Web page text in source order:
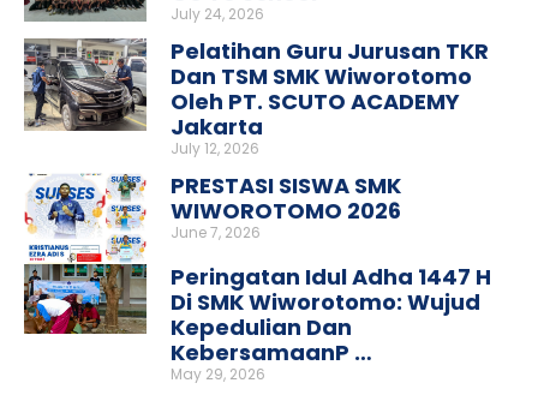
July 24, 2026
Pelatihan Guru Jurusan TKR
Dan TSM SMK Wiworotomo
Oleh PT. SCUTO ACADEMY
Jakarta
July 12, 2026
PRESTASI SISWA SMK
WIWOROTOMO 2026
June 7, 2026
Peringatan Idul Adha 1447 H
Di SMK Wiworotomo: Wujud
Kepedulian Dan
KebersamaanP …
May 29, 2026